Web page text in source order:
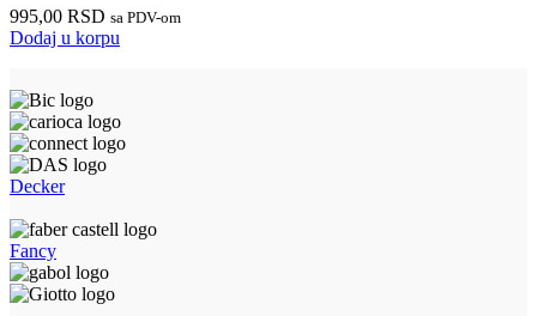
995,00 RSD sa PDV-om
Dodaj u korpu
Decker
Fancy